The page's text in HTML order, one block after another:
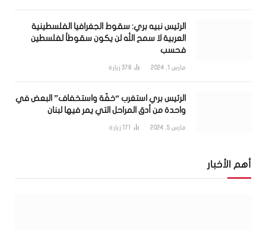
الرئيس نبيه بري: سقوط الجغرافيا الفلسطينية
العربية لا سمح الله لن يكون سقوطاً لفلسطين
فحسب
مارس 1, 2024 378 زيارة
الرئيس بري استغرب “خفّة واستخفاف” البعض في
واحدة من أدق المراحل التي يمر فيها لبنان
مارس 5, 2024 171 زيارة
أهم الأخبار